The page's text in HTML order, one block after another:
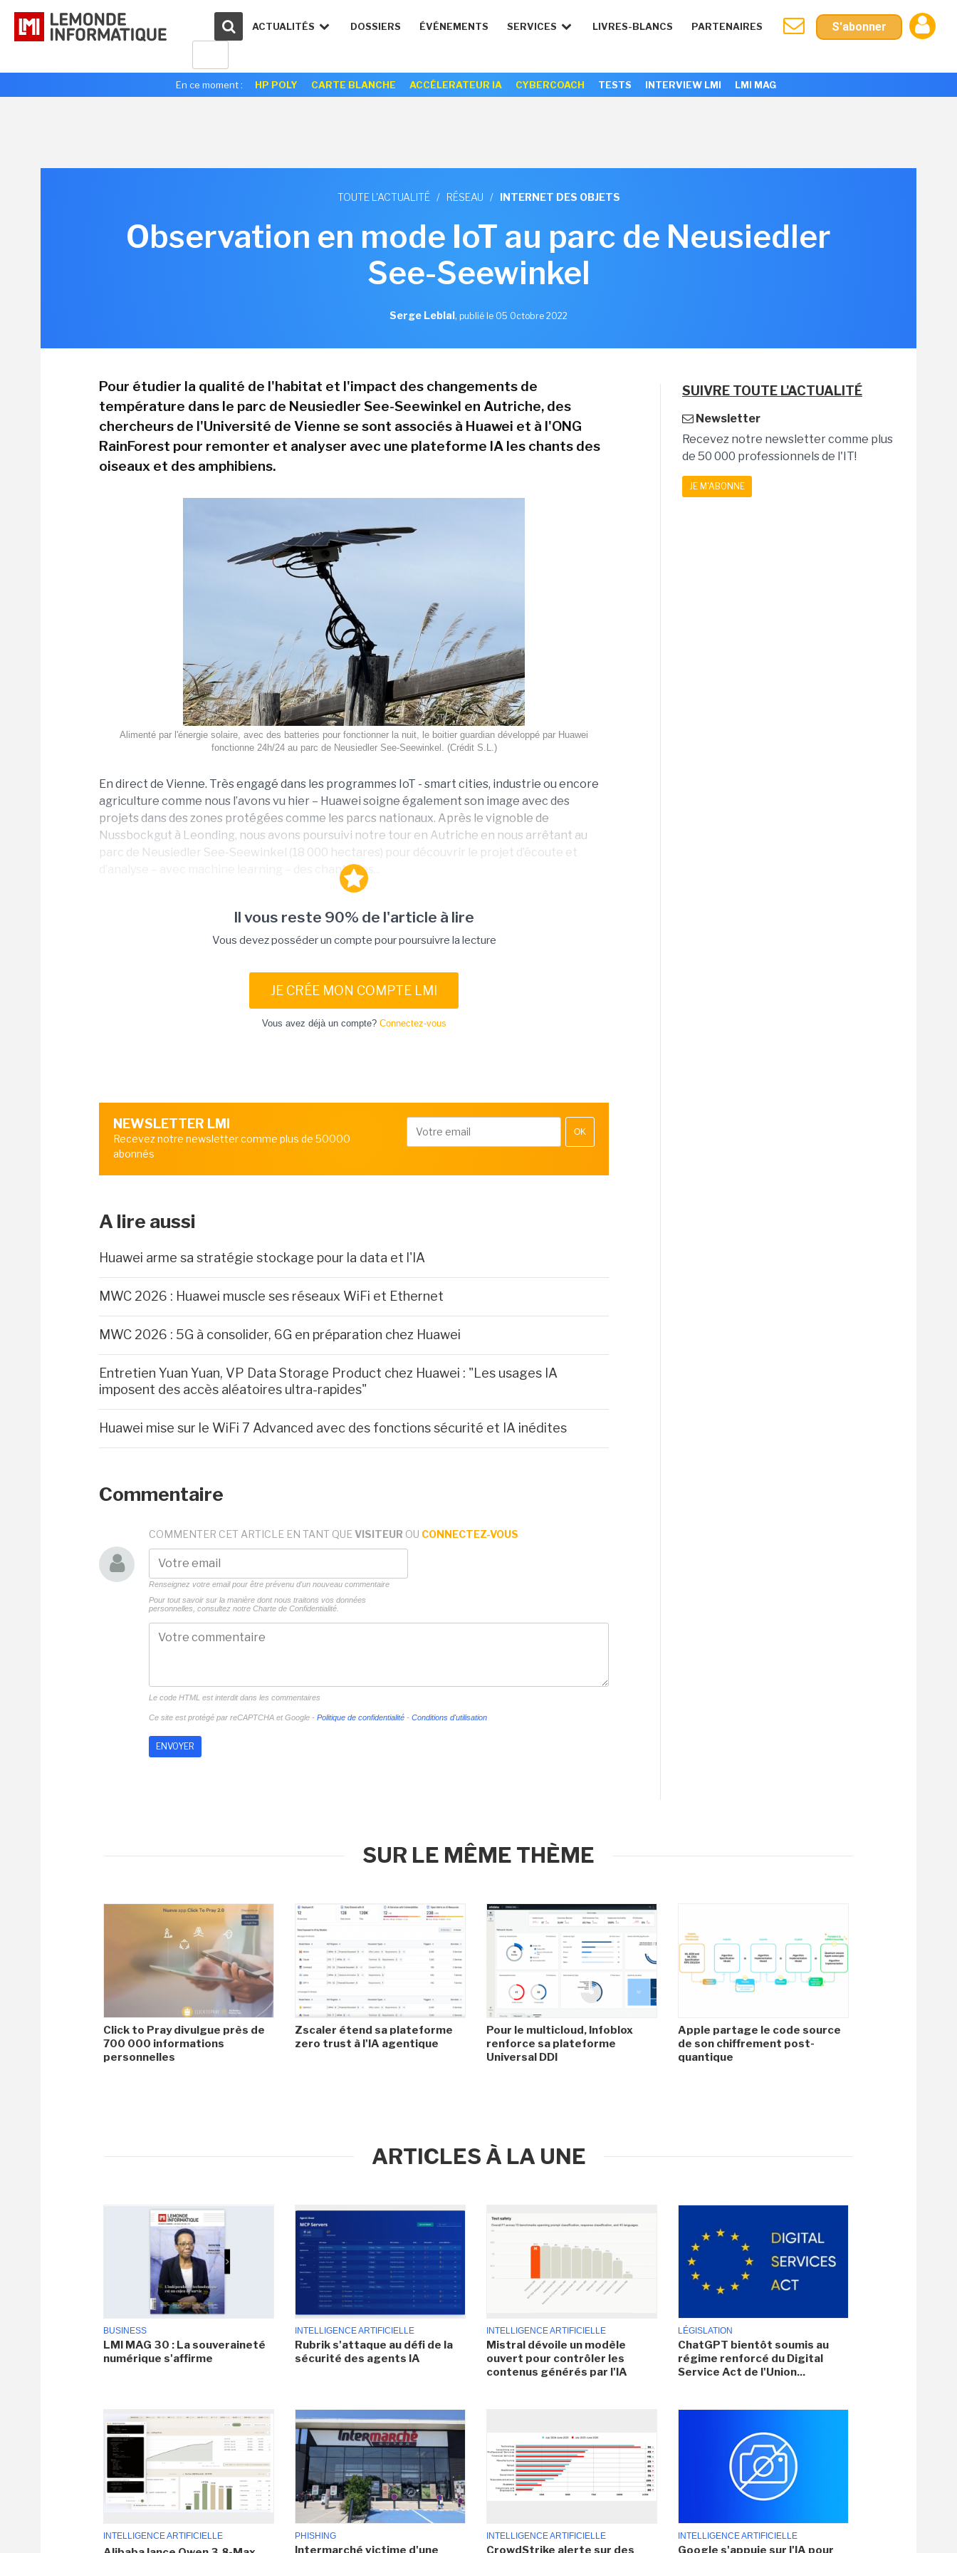
ACTUALITÉS DOSSIERS ÉVÉNEMENTS SERVICES LIVRES-BLANCS PARTENAIRES S'abonner
En ce moment : HP POLY CARTE BLANCHE ACCÉLERATEUR IA CYBERCOACH TESTS INTERVIEW LMI LMI MAG
TOUTE L'ACTUALITÉ / RÉSEAU / INTERNET DES OBJETS
Observation en mode IoT au parc de Neusiedler
See-Seewinkel
Serge Leblal, publié le 05 Octobre 2022
Pour étudier la qualité de l'habitat et l'impact des changements de
température dans le parc de Neusiedler See-Seewinkel en Autriche, des
chercheurs de l'Université de Vienne se sont associés à Huawei et à l'ONG
RainForest pour remonter et analyser avec une plateforme IA les chants des
oiseaux et des amphibiens.
Alimenté par l'énergie solaire, avec des batteries pour fonctionner la nuit, le boitier guardian développé par Huawei
fonctionne 24h/24 au parc de Neusiedler See-Seewinkel. (Crédit S.L.)
En direct de Vienne. Très engagé dans les programmes IoT - smart cities, industrie ou encore
agriculture comme nous l’avons vu hier – Huawei soigne également son image avec des
projets dans des zones protégées comme les parcs nationaux. Après le vignoble de
Nussbockgut à Leonding, nous avons poursuivi notre tour en Autriche en nous arrêtant au
parc de Neusiedler See-Seewinkel (18 000 hectares) pour découvrir le projet d’écoute et
d’analyse – avec machine learning – des chants des...
Il vous reste 90% de l'article à lire
Vous devez posséder un compte pour poursuivre la lecture
JE CRÉE MON COMPTE LMI
Vous avez déjà un compte? Connectez-vous
NEWSLETTER LMI
Recevez notre newsletter comme plus de 50000
abonnés
OK
A lire aussi
Huawei arme sa stratégie stockage pour la data et l'IA
MWC 2026 : Huawei muscle ses réseaux WiFi et Ethernet
MWC 2026 : 5G à consolider, 6G en préparation chez Huawei
Entretien Yuan Yuan, VP Data Storage Product chez Huawei : "Les usages IA
imposent des accès aléatoires ultra-rapides"
Huawei mise sur le WiFi 7 Advanced avec des fonctions sécurité et IA inédites
Commentaire
COMMENTER CET ARTICLE EN TANT QUE VISITEUR OU CONNECTEZ-VOUS
Renseignez votre email pour être prévenu d'un nouveau commentaire
Pour tout savoir sur la manière dont nous traitons vos données
personnelles, consultez notre Charte de Confidentialité.
Le code HTML est interdit dans les commentaires
Ce site est protégé par reCAPTCHA et Google - Politique de confidentialité - Conditions d'utilisation
SUIVRE TOUTE L'ACTUALITÉ
Newsletter
Recevez notre newsletter comme plus
de 50 000 professionnels de l'IT!
JE M'ABONNE
SUR LE MÊME THÈME
Click to Pray divulgue près de
700 000 informations
personnelles
Zscaler étend sa plateforme
zero trust à l'IA agentique
Pour le multicloud, Infoblox
renforce sa plateforme
Universal DDI
Apple partage le code source
de son chiffrement post-
quantique
ARTICLES À LA UNE
BUSINESS
LMI MAG 30 : La souveraineté
numérique s'affirme
INTELLIGENCE ARTIFICIELLE
Rubrik s'attaque au défi de la
sécurité des agents IA
INTELLIGENCE ARTIFICIELLE
Mistral dévoile un modèle
ouvert pour contrôler les
contenus générés par l'IA
LÉGISLATION
ChatGPT bientôt soumis au
régime renforcé du Digital
Service Act de l'Union...
INTELLIGENCE ARTIFICIELLE PHISHING
Intermarché victime d'une
INTELLIGENCE ARTIFICIELLE
CrowdStrike alerte sur des
INTELLIGENCE ARTIFICIELLE
Google s'appuie sur l'IA pour